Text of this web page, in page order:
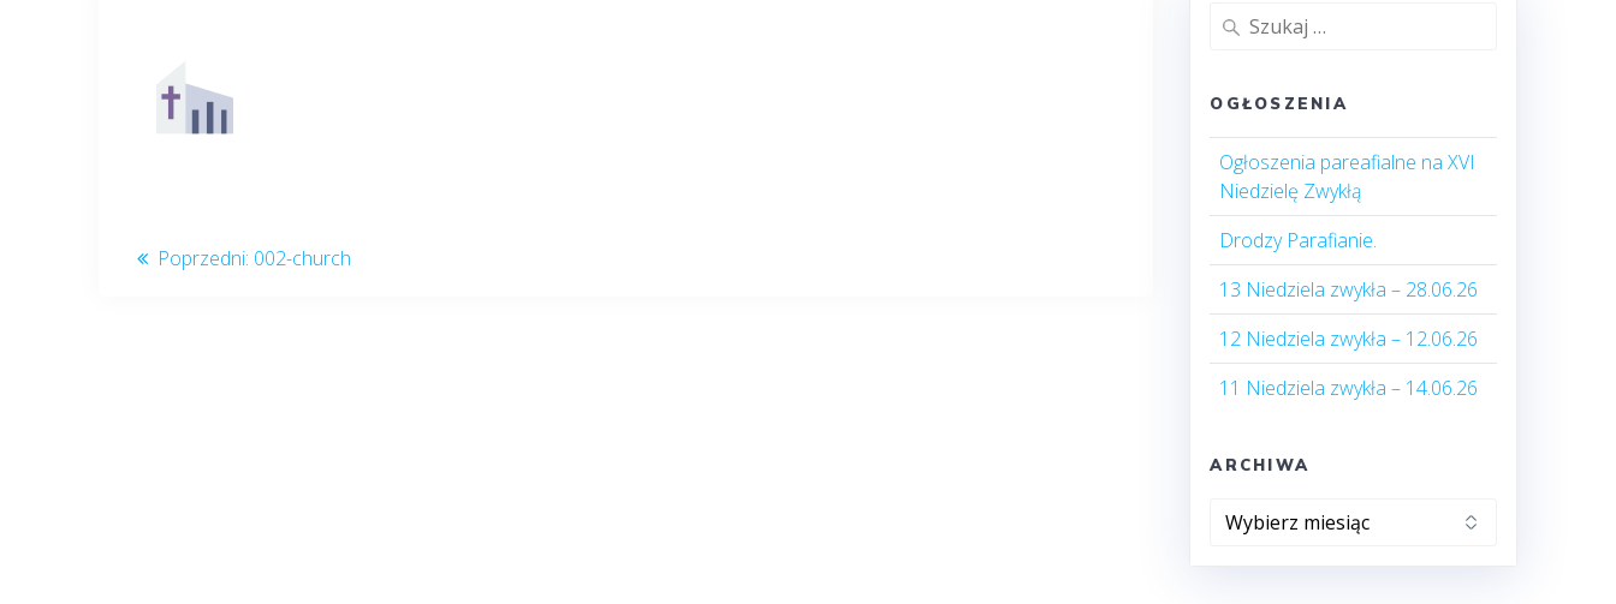
Nawigacja
Poprzedni: Poprzedni
002-church
Szukaj:
OGŁOSZENIA
Ogłoszenia pareafialne na XVI
Niedzielę Zwykłą
Drodzy Parafianie.
13 Niedziela zwykła – 28.06.26
12 Niedziela zwykła – 12.06.26
11 Niedziela zwykła – 14.06.26
ARCHIWA
Archiwa